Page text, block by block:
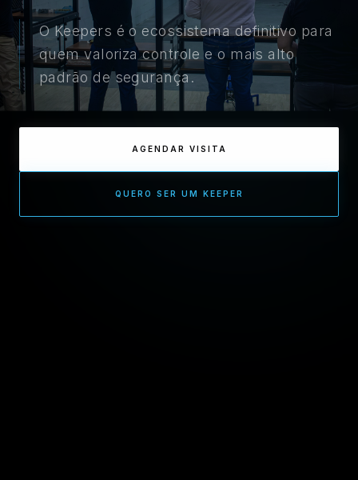
O Keepers é o ecossistema definitivo para
quem valoriza controle e o mais alto
padrão de segurança.
AGENDAR VISITA
QUERO SER UM KEEPER